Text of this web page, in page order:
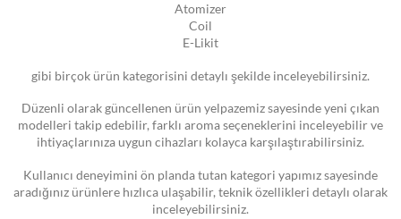
Atomizer
Coil
E-Likit
gibi birçok ürün kategorisini detaylı şekilde inceleyebilirsiniz.
Düzenli olarak güncellenen ürün yelpazemiz sayesinde yeni çıkan
modelleri takip edebilir, farklı aroma seçeneklerini inceleyebilir ve
ihtiyaçlarınıza uygun cihazları kolayca karşılaştırabilirsiniz.
Kullanıcı deneyimini ön planda tutan kategori yapımız sayesinde
aradığınız ürünlere hızlıca ulaşabilir, teknik özellikleri detaylı olarak
inceleyebilirsiniz.